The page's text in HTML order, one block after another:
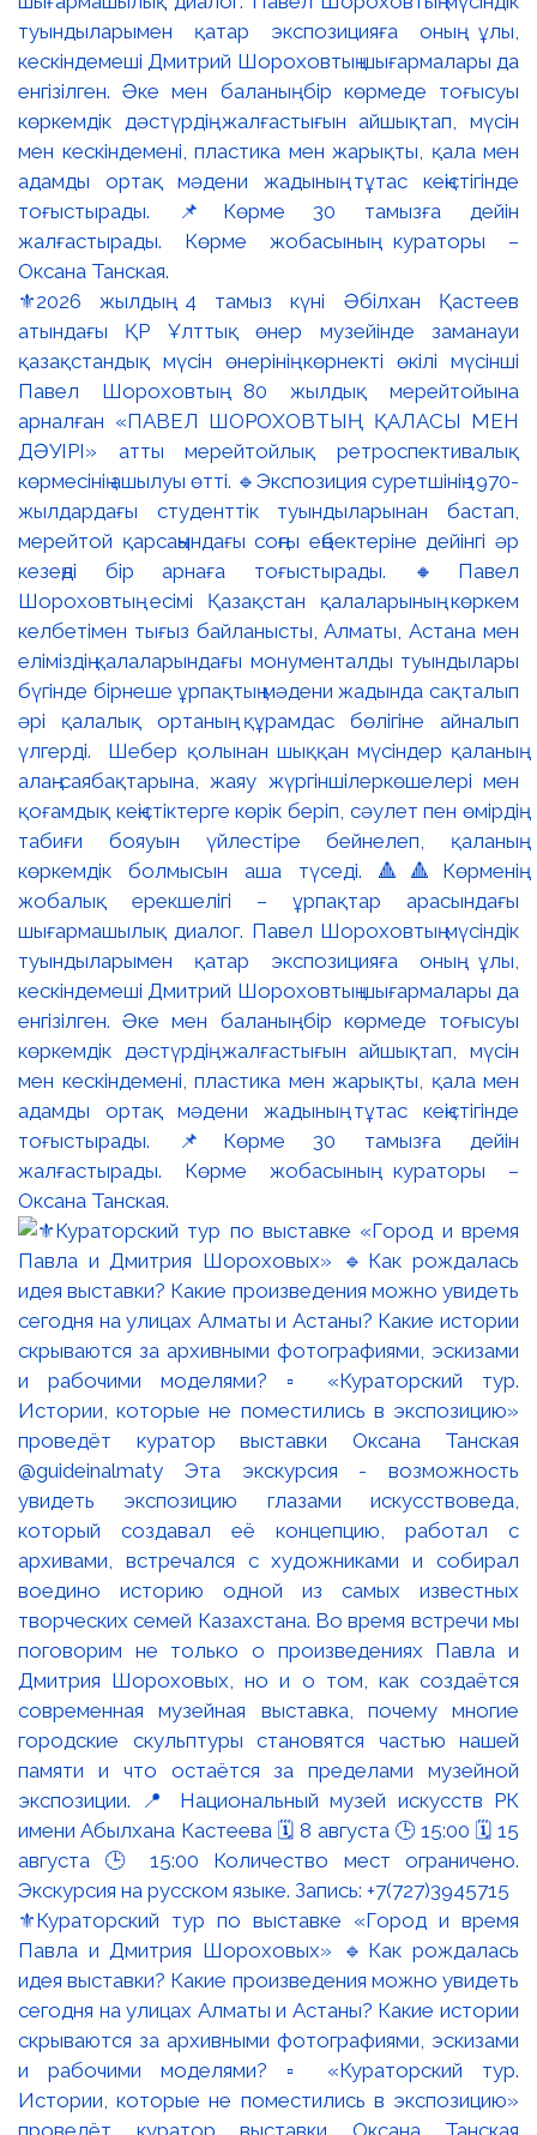
⚜️2026 жылдың 4 тамыз күні Әбілхан Қастеев
атындағы ҚР Ұлттық өнер музейінде заманауи
қазақстандық мүсін өнерінің көрнекті өкілі мүсінші
Павел Шороховтың 80 жылдық мерейтойына
арналған «ПАВЕЛ ШОРОХОВТЫҢ ҚАЛАСЫ МЕН
ДӘУІРІ» атты мерейтойлық ретроспективалық
көрмесінің ашылуы өтті. 🔹Экспозиция суретшінің 1970-
жылдардағы студенттік туындыларынан бастап,
мерейтой қарсаңындағы соңғы еңбектеріне дейінгі әр
кезеңді бір арнаға тоғыстырады. 🔸Павел
Шороховтың есімі Қазақстан қалаларының көркем
келбетімен тығыз байланысты, Алматы, Астана мен
еліміздің қалаларындағы монументалды туындылары
бүгінде бірнеше ұрпақтың мәдени жадында сақталып
әрі қалалық ортаның құрамдас бөлігіне айналып
үлгерді. Шебер қолынан шыққан мүсіндер қаланың
алаң-саябақтарына, жаяу жүргіншілеркөшелері мен
қоғамдық кеңістіктерге көрік беріп, сәулет пен өмірдің
табиғи бояуын үйлестіре бейнелеп, қаланың
көркемдік болмысын аша түседі. 🔺🔺Көрменің
жобалық ерекшелігі – ұрпақтар арасындағы
шығармашылық диалог. Павел Шороховтың мүсіндік
туындыларымен қатар экспозицияға оның ұлы,
кескіндемеші Дмитрий Шороховтың шығармалары да
енгізілген. Әке мен баланың бір көрмеде тоғысуы
көркемдік дәстүрдің жалғастығын айшықтап, мүсін
мен кескіндемені, пластика мен жарықты, қала мен
адамды ортақ мәдени жадының тұтас кеңістігінде
тоғыстырады. 📌Көрме 30 тамызға дейін
жалғастырады. Көрме жобасының кураторы –
Оксана Танская.
⚜️Кураторский тур по выставке «Город и время
Павла и Дмитрия Шороховых» 🔹Как рождалась
идея выставки? Какие произведения можно увидеть
сегодня на улицах Алматы и Астаны? Какие истории
скрываются за архивными фотографиями, эскизами
и рабочими моделями? ▫️ «Кураторский тур.
Истории, которые не поместились в экспозицию»